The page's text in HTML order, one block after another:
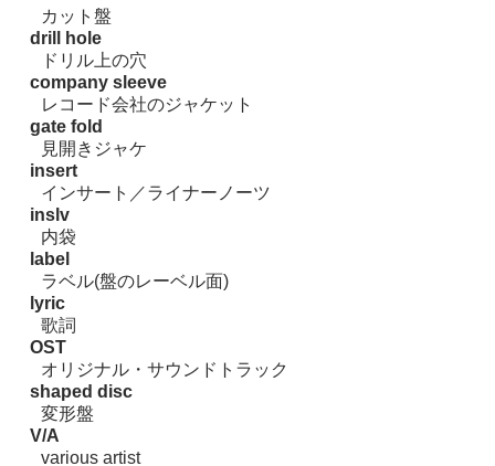
カット盤
drill hole
ドリル上の穴
company sleeve
レコード会社のジャケット
gate fold
見開きジャケ
insert
インサート／ライナーノーツ
inslv
内袋
label
ラベル(盤のレーベル面)
lyric
歌詞
OST
オリジナル・サウンドトラック
shaped disc
変形盤
V/A
various artist